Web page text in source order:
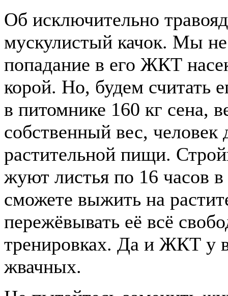
Об исключительно
мускулистый качок. Мы
попадание в его ЖКТ
корой. Но, будем считать
в питомнике 160 кг сена,
собственный вес, человек
растительной пищи.
жуют листья по 16 часов
сможете выжить на
пережёвывать её всё
тренировках. Да и ЖКТ у
жвачных.